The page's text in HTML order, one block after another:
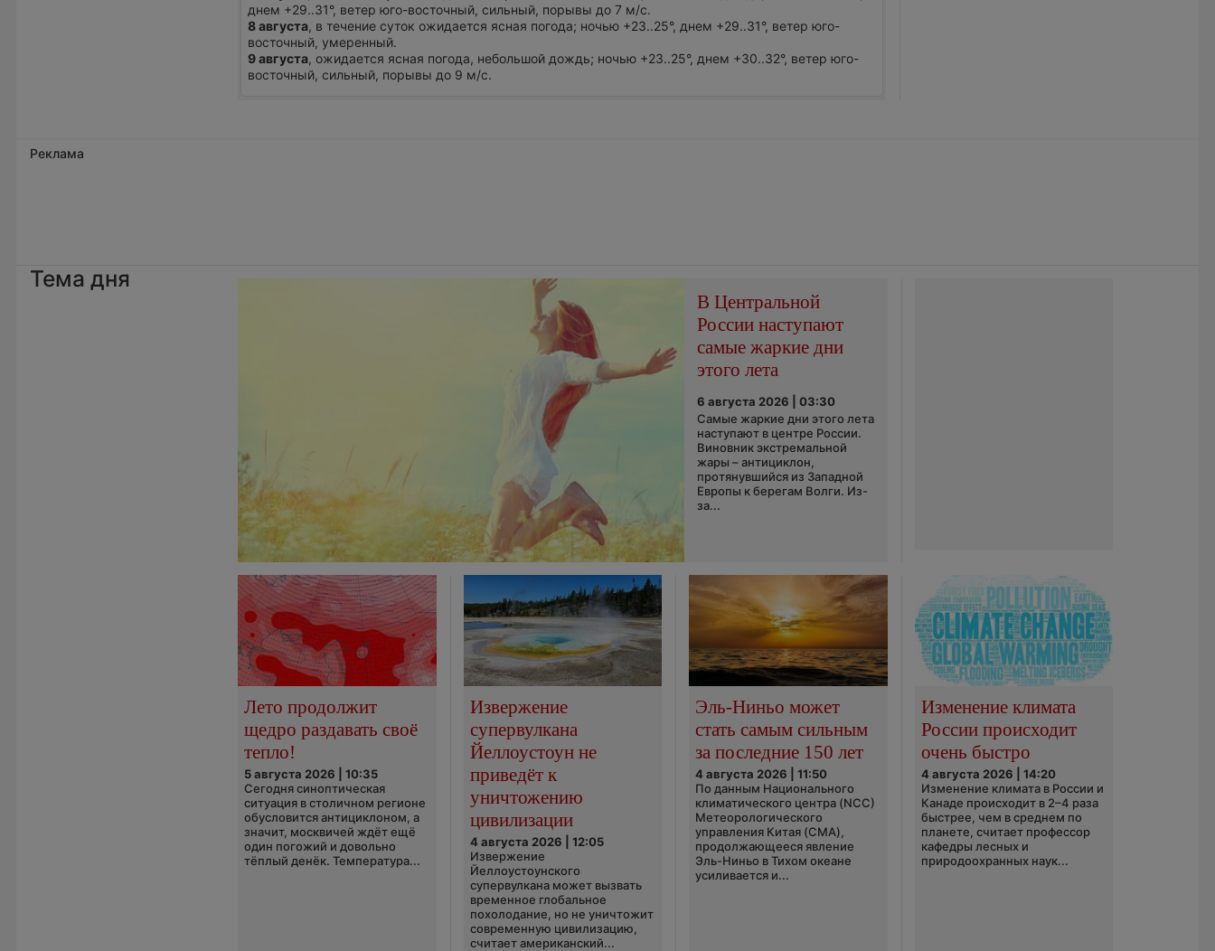
днем +29..31°, ветер юго-восточный, сильный, порывы до 7 м/с.
8 августа, в течение суток ожидается ясная погода; ночью +23..25°, днем +29..31°, ветер юго-
восточный, умеренный.
9 августа, ожидается ясная погода, небольшой дождь; ночью +23..25°, днем +30..32°, ветер юго-
восточный, сильный, порывы до 9 м/с.
Реклама
Тема дня
В Центральной
России наступают
самые жаркие дни
этого лета
6 августа 2026 | 03:30
Самые жаркие дни этого лета
наступают в центре России.
Виновник экстремальной
жары – антициклон,
протянувшийся из Западной
Европы к берегам Волги. Из-
за...
Лето продолжит
щедро раздавать своё
тепло!
5 августа 2026 | 10:35
Сегодня синоптическая
ситуация в столичном регионе
обусловится антициклоном, а
значит, москвичей ждёт ещё
один погожий и довольно
тёплый денёк. Температура...
Извержение
супервулкана
Йеллоустоун не
приведёт к
уничтожению
цивилизации
4 августа 2026 | 12:05
Извержение
Йеллоустоунского
супервулкана может вызвать
временное глобальное
похолодание, но не уничтожит
современную цивилизацию,
считает американский...
Эль-Ниньо может
стать самым сильным
за последние 150 лет
4 августа 2026 | 11:50
По данным Национального
климатического центра (NCC)
Метеорологического
управления Китая (CMA),
продолжающееся явление
Эль-Ниньо в Тихом океане
усиливается и...
Изменение климата
России происходит
очень быстро
4 августа 2026 | 14:20
Изменение климата в России и
Канаде происходит в 2–4 раза
быстрее, чем в среднем по
планете, считает профессор
кафедры лесных и
природоохранных наук...